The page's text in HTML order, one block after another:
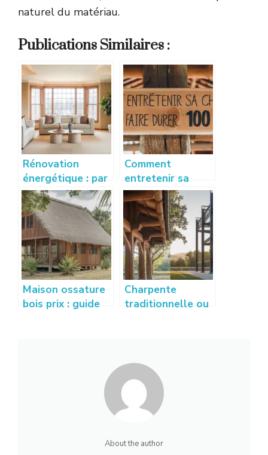
naturel du matériau.
Publications Similaires :
Rénovation
énergétique : par
où commencer
pour gagner en
confort
rapidement ?
Comment
entretenir sa
charpente pour la
faire durer 100
ans ?
Maison ossature
bois prix : guide
Charpente
traditionnelle ou
complet
About the author